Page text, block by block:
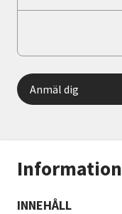
Information
INNEHÅLL
Anmäl dig